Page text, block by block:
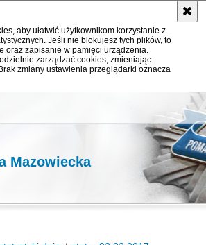
aby ułatwić użytkownikom korzystanie z
Jeśli nie blokujesz tych plików, to
oraz zapisanie w pamięci urządzenia.
zarządzać cookies, zmieniając
zmiany ustawienia przeglądarki oznacza
Mazowiecka